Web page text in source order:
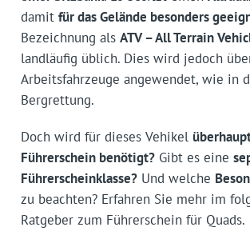
damit für das Gelände besonders
Bezeichnung als ATV – All Terrain
landläufig üblich. Dies wird jedoch
Arbeitsfahrzeuge angewendet, wie in
Bergrettung.
Doch wird für dieses Vehikel
Führerschein benötigt?Gibt es eine
Führerscheinklasse?Und welche
zu beachten? Erfahren Sie mehr im
Ratgeber zum Führerschein für Quads.